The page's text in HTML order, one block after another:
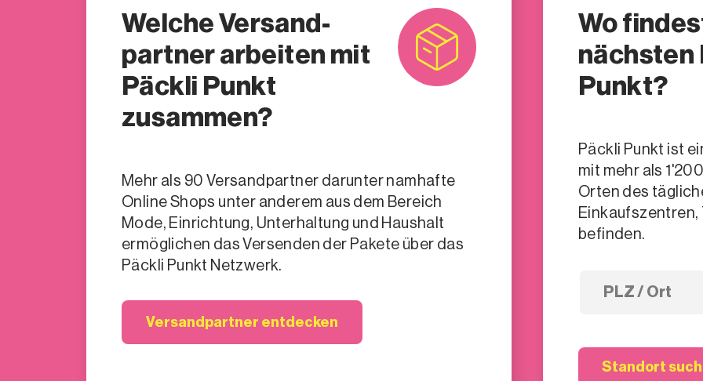
Welche Versand-
partner arbeiten mit
Päckli Punkt
zusammen?
Mehr als 90 Versandpartner darunter namhafte
Online Shops unter anderem aus dem Bereich
Mode, Einrichtung, Unterhaltung und Haushalt
ermöglichen das Versenden der Pakete über das
Päckli Punkt Netzwerk.
Versandpartner entdecken
Wo
nächsten
Punkt?
Päckli Punkt ist
mit mehr als
Orten des
Einkaufszentren,
befinden.
Standort